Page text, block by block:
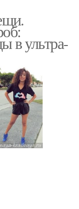
в ультра-